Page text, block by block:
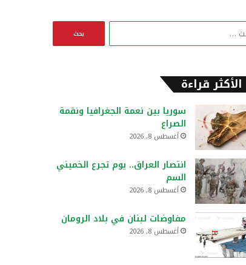
ا
ن
:
الأكثر قراءة
سوريا بين نعمة الجغرافيا ونقمة
الصراع
أغسطس 8, 2026
انتصار العراق.. يوم تجرع الخميني
السم
أغسطس 8, 2026
مفاوضات لبنان في بلاد الرومان
أغسطس 8, 2026